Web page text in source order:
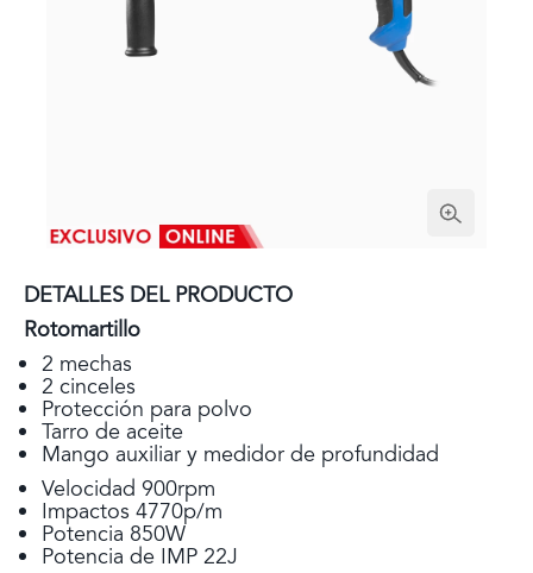
DETALLES DEL PRODUCTO
Rotomartillo
2 mechas
2 cinceles
Protección para polvo
Tarro de aceite
Mango auxiliar y medidor de profundidad
Velocidad 900rpm
Impactos 4770p/m
Potencia 850W
Potencia de IMP 22J